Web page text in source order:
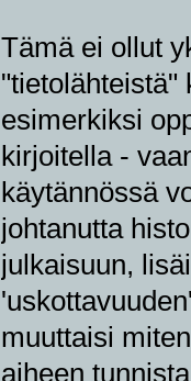
Tämä ei ollut
"tietolähteistä"
esimerkiksi
kirjoitella -
käytännössä
johtanutta
julkaisuun,
muuttaisi
aiheen